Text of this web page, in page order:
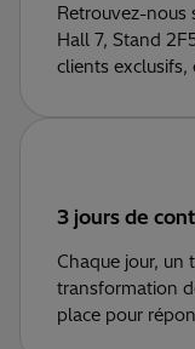
Retrouvez-
Hall 7, Stand
clients exclusifs,
3 jours de
Chaque jour, un
transformation
place pour